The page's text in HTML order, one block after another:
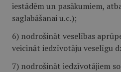
iestādēm un pasākumiem,
saglabāšanai u.c.);
6) nodrošināt veselības
veicināt iedzīvotāju veselīgu
7) nodrošināt iedzīvotājiem